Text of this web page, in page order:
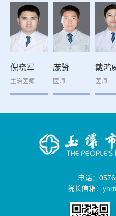
倪晓军
主治医师
庞赞
医师
戴鸿
医师
电话：
院长信箱：